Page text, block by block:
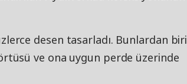
desen tasarladı. Bunlardan biri
ve ona uygun perde üzerinde